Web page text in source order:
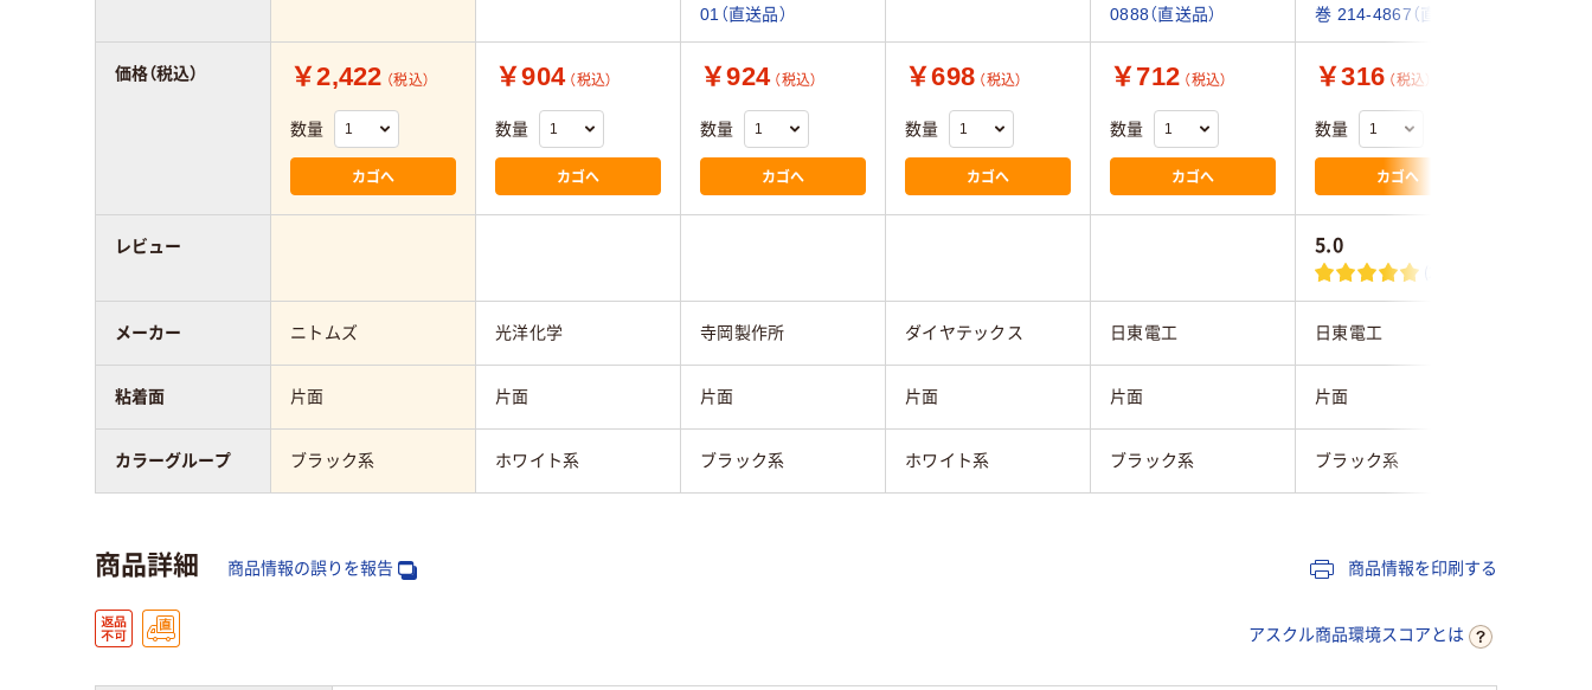
01（直送品）
0888（直送品）
巻 214-4867（直送品）
￥2,422 （税込）
数量
カゴへ
￥904 （税込）
数量
カゴへ
￥924 （税込）
数量
カゴへ
￥698 （税込）
数量
カゴへ
￥712 （税込）
数量
カゴへ
￥316 （税込）
数量
カゴへ
5.0
(2)
ニトムズ 光洋化学 寺岡製作所 ダイヤテックス 日東電工 日東電工
片面 片面 片面 片面 片面 片面
ブラック系 ホワイト系 ブラック系 ホワイト系 ブラック系 ブラック系
価格（税込）
レビュー
メーカー
粘着面
カラーグループ
商品詳細 商品情報の誤りを報告 商品情報を印刷する
アスクル商品環境スコアとは